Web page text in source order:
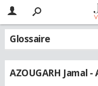
Glossaire
AZOUGARH Jamal -